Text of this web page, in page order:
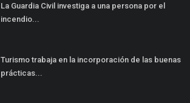
La Guardia Civil investiga a una persona por el
incendio...
Turismo trabaja en la incorporación de las buenas
prácticas...